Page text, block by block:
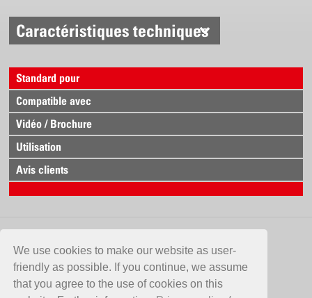
We use cookies to make our website as user-
friendly as possible. If you continue, we assume
that you agree to the use of cookies on this
Débit de la buse
1.0 bar = 1.37 l/min.
1.5 bar = 1.67 l/min.
2.0 bar = 1.93 l/min.
3.0 bar = 2.37 l/min.
4.0 bar = 2.74 l/min.
Caractéristiques techniques
Standard pour
Compatible avec
Vidéo / Brochure
Utilisation
Avis clients
CONTACT
Birchmeier Sprühtechnik AG
Im Stetterfeld 1